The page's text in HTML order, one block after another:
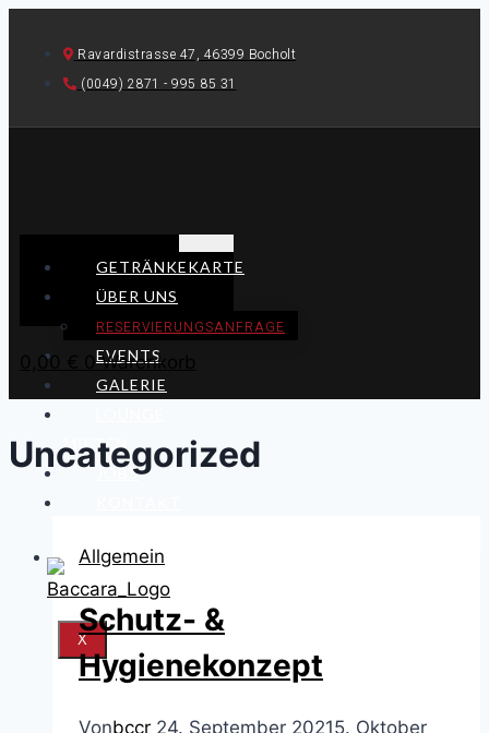
content
Ravardistrasse 47, 46399 Bocholt
(0049) 2871 - 995 85 31
GETRÄNKEKARTE
ÜBER UNS
RESERVIERUNGSANFRAGE
EVENTS
GALERIE
MIETEN
JOBS
X
0,00 Warenkorb
Uncategorized
Allgemein
Schutz- &
Hygienekonzept
Vonbccr 24. September 20215. Oktober